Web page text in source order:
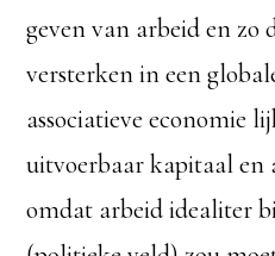
geven van arbeid en
versterken in een
associatieve economie
uitvoerbaar kapitaal en
omdat arbeid idealiter